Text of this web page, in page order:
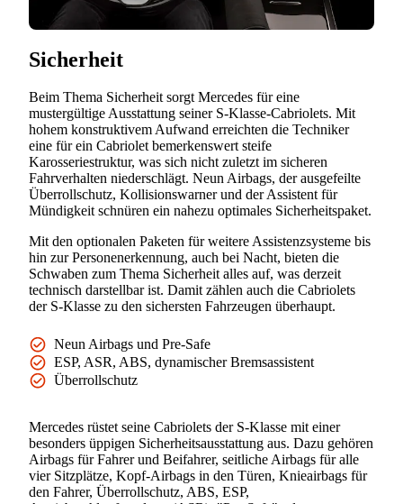
Sicherheit
Beim Thema Sicherheit sorgt Mercedes für eine
mustergültige Ausstattung seiner S-Klasse-Cabriolets. Mit
hohem konstruktivem Aufwand erreichten die Techniker
eine für ein Cabriolet bemerkenswert steife
Karosseriestruktur, was sich nicht zuletzt im sicheren
Fahrverhalten niederschlägt. Neun Airbags, der ausgefeilte
Überrollschutz, Kollisionswarner und der Assistent für
Mündigkeit schnüren ein nahezu optimales Sicherheitspaket.
Mit den optionalen Paketen für weitere Assistenzsysteme bis
hin zur Personenerkennung, auch bei Nacht, bieten die
Schwaben zum Thema Sicherheit alles auf, was derzeit
technisch darstellbar ist. Damit zählen auch die Cabriolets
der S-Klasse zu den sichersten Fahrzeugen überhaupt.
Neun Airbags und Pre-Safe
ESP, ASR, ABS, dynamischer Bremsassistent
Überrollschutz
Mercedes rüstet seine Cabriolets der S-Klasse mit einer
besonders üppigen Sicherheitsausstattung aus. Dazu gehören
Airbags für Fahrer und Beifahrer, seitliche Airbags für alle
vier Sitzplätze, Kopf-Airbags in den Türen, Knieairbags für
den Fahrer, Überrollschutz, ABS, ESP,